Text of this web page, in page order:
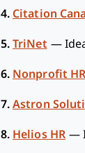
4. Citation
5. TriNet —
6. Nonprofit HR
7. Astron
8. Helios HR —